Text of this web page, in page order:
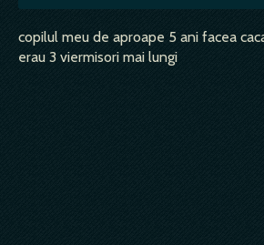
copilul meu de aproape 5 ani facea
erau 3 viermisori mai lungi